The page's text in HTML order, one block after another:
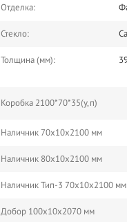
Отделка:
Стекло:
Толщина (мм):
Коробка 2100*70*35(у,п)
Наличник 70х10х2100 мм
Наличник 80х10х2100 мм
Наличник Тип-3 70х10х2100 мм
Добор 100х10х2070 мм